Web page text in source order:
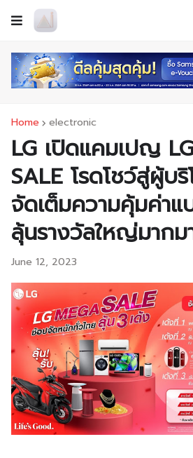
Home electronic
LG เปิดแคมเปญ
SALE โรดโชว์สู่ผู้บ
จัดเต็มความคุ้มค่าแ
ลุ้นรางวัลใหญ่มากม
June 12, 2023